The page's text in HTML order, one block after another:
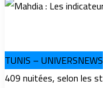
TUNIS – UNIVERSNEWS
409 nuitées, selon les